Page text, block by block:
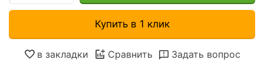
Купить в 1 клик
в закладки Сравнить Задать вопрос